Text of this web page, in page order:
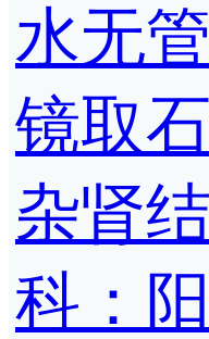
水无
镜取
杂肾
科：